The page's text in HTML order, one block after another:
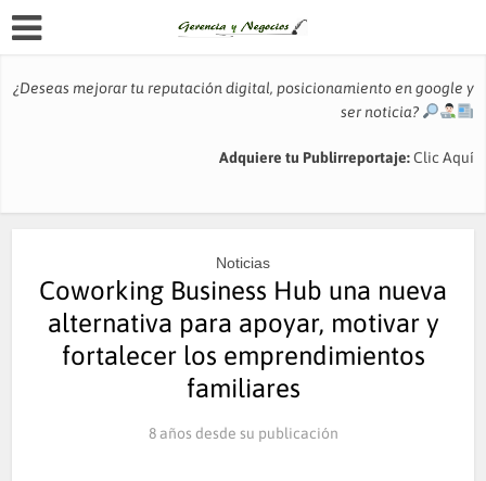
¿Deseas mejorar tu reputación digital, posicionamiento en google y
ser noticia?
Adquiere tu Publirreportaje:Clic Aquí
Noticias
Coworking Business Hub una nueva
alternativa para apoyar, motivar y
fortalecer los emprendimientos
familiares
8 años desde su publicación